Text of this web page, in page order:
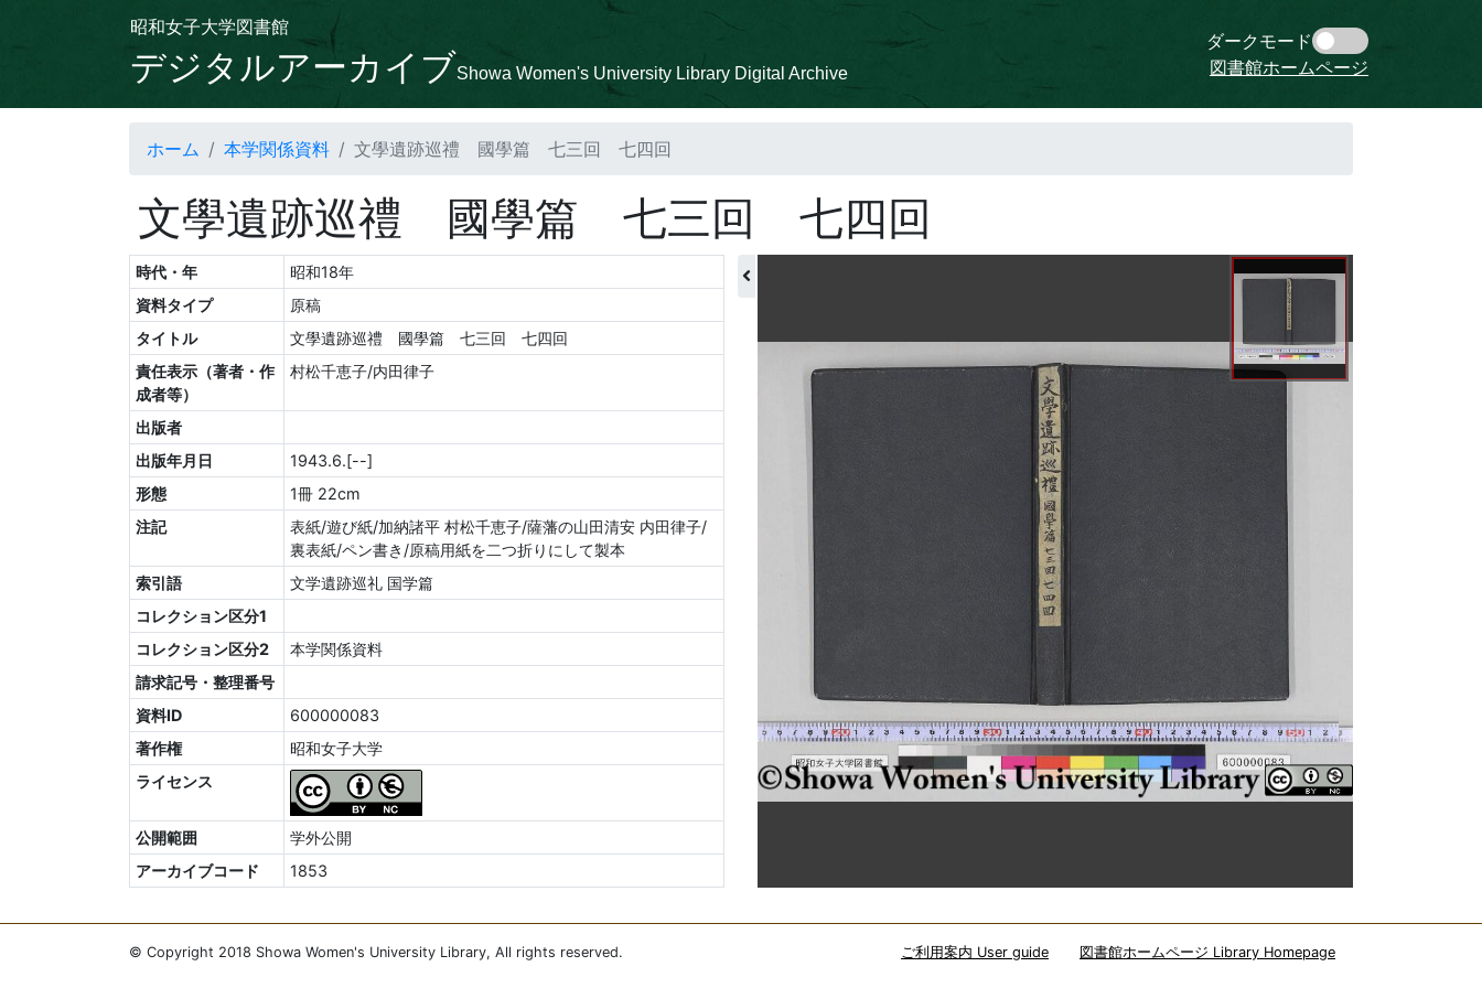
昭和女子大学図書館
デジタルアーカイブShowa Women's University Library Digital Archive
ダークモード
図書館ホームページ
ホーム 本学関係資料 文學遺跡巡禮 國學篇 七三回 七四回
文學遺跡巡禮 國學篇 七三回 七四回
時代・年
昭和18年
資料タイプ
原稿
タイトル
文學遺跡巡禮 國學篇 七三回 七四回
責任表示（著者・作
成者等）
村松千恵子/内田律子
出版者
出版年月日
1943.6.[--]
形態
1冊 22cm
注記
表紙/遊び紙/加納諸平 村松千恵子/薩藩の山田清安 内田律子/
裏表紙/ペン書き/原稿用紙を二つ折りにして製本
索引語
文学遺跡巡礼 国学篇
コレクション区分1
コレクション区分2
本学関係資料
請求記号・整理番号
資料ID
600000083
著作権
昭和女子大学
ライセンス
公開範囲
学外公開
アーカイブコード
1853
1
© Copyright 2018 Showa Women's University Library, All rights reserved. ご利用案内 User guide 図書館ホームページ Library Homepage